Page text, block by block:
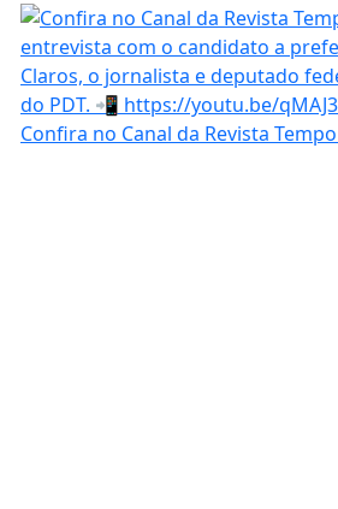
Confira no Canal da Revista